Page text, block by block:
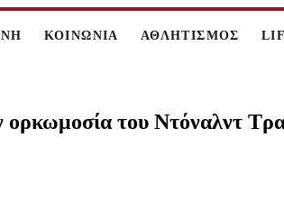
ΚΟΙΝΩΝΙΑ ΑΘΛΗΤΙΣΜΟΣ
ορκωμοσία του Ντόναλντ